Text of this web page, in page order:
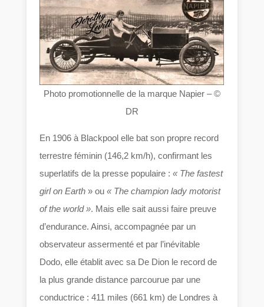
Photo promotionnelle de la marque Napier – ©
DR
En 1906 à Blackpool elle bat son propre record
terrestre féminin (146,2 km/h), confirmant les
superlatifs de la presse populaire :« The fastest
girl on Earth » ou« The champion lady motorist
of the world ». Mais elle sait aussi faire preuve
d’endurance. Ainsi, accompagnée par un
observateur assermenté et par l’inévitable
Dodo, elle établit avec sa De Dion le record de
la plus grande distance parcourue par une
conductrice : 411 miles (661 km) de Londres à